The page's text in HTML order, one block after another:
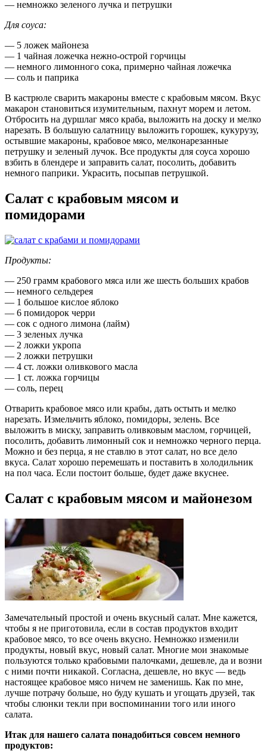
— немножко зеленого лучка и петрушки
Для соуса:
— 5 ложек майонеза
— 1 чайная ложечка нежно-острой горчицы
— немного лимонного сока, примерно чайная ложечка
— соль и паприка
В кастрюле сварить макароны вместе с крабовым мясом. Вкус
макарон становиться изумительным, пахнут морем и летом.
Отбросить на дуршлаг мясо краба, выложить на доску и мелко
нарезать. В большую салатницу выложить горошек, кукурузу,
остывшие макароны, крабовое мясо, мелконарезанные
петрушку и зеленый лучок. Все продукты для соуса хорошо
взбить в блендере и заправить салат, посолить, добавить
немного паприки. Украсить, посыпав петрушкой.
Салат с крабовым мясом и
помидорами
Продукты:
— 250 грамм крабового мяса или же шесть больших крабов
— немного сельдерея
— 1 большое кислое яблоко
— 6 помидорок черри
— сок с одного лимона (лайм)
— 3 зеленых лучка
— 2 ложки укропа
— 2 ложки петрушки
— 4 ст. ложки оливкового масла
— 1 ст. ложка горчицы
— соль, перец
Отварить крабовое мясо или крабы, дать остыть и мелко
нарезать. Измельчить яблоко, помидоры, зелень. Все
выложить в миску, заправить оливковым маслом, горчицей,
посолить, добавить лимонный сок и немножко черного перца.
Можно и без перца, я не ставлю в этот салат, но все дело
вкуса. Салат хорошо перемешать и поставить в холодильник
на пол часа. Если постоит больше, будет даже вкуснее.
Салат с крабовым мясом и майонезом
Замечательный простой и очень вкусный салат. Мне кажется,
чтобы я не приготовила, если в состав продуктов входит
крабовое мясо, то все очень вкусно. Немножко изменили
продукты, новый вкус, новый салат. Многие мои знакомые
пользуются только крабовыми палочками, дешевле, да и возни
с ними почти никакой. Согласна, дешевле, но вкус — ведь
настоящее крабовое мясо ничем не заменишь. Как по мне,
лучше потрачу больше, но буду кушать и угощать друзей, так
чтобы слюнки текли при воспоминании того или иного
салата.
Итак для нашего салата понадобиться совсем немного
продуктов: